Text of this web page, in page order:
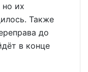
но их
Также
до
в конце